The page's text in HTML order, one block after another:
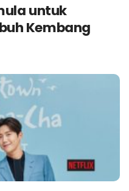
untuk
Kembang